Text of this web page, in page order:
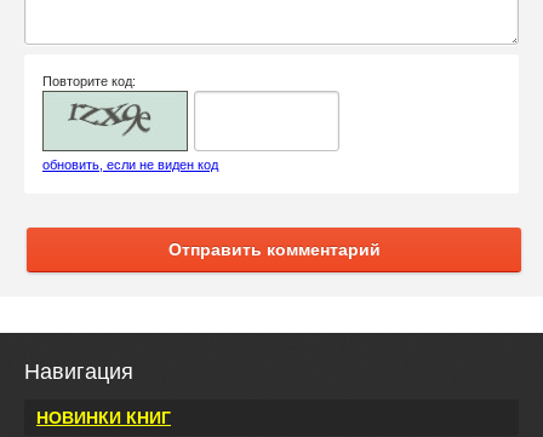
Повторите код:
обновить, если не виден код
Отправить комментарий
Навигация
НОВИНКИ КНИГ